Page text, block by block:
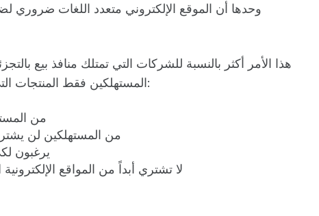
وحدها أن الموقع الإلكتروني متعدد اللغات ضروري
هذا الأمر أكثر بالنسبة للشركات التي تمتلك منافذ بيع
المستهلكين فقط المنتجات التي تحتوي على وصف مكتوب بلغتهم الأم:
65٪ من
73٪
30% لا تشتري أبداً من المواقع